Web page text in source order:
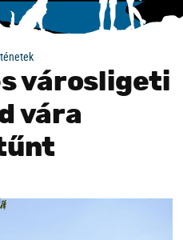
városligeti
vára